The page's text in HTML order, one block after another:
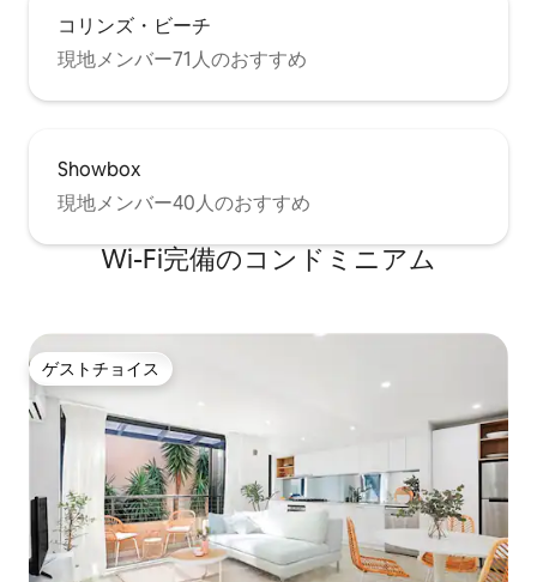
停車します。 サーフボードを置くスペー
スがあり、外のシャワーはビーチで汗を
流した後に最適です。 乾燥機は家の下、
機は台所にあります。 アパートは2戸建て
入ると、玄関のベランダまで1つの小さな
段差があり、もう1つの小さな段差があり
ます。 家の中には、キッチンから少し高
いダイニング/サンルームまで2段階の段
差があります。 マンリーは素晴らしく活
少し離れています。 徒歩圏内には、有名
なマンリーサーフビーチや静かなシェリ
ービーチがあります。
コリンズ・ビーチ
現地メンバー71人のおすすめ
Showbox
現地メンバー40人のおすすめ
Wi-Fi完備のコンドミニアム
ゲストチョイス
ゲストチョイス